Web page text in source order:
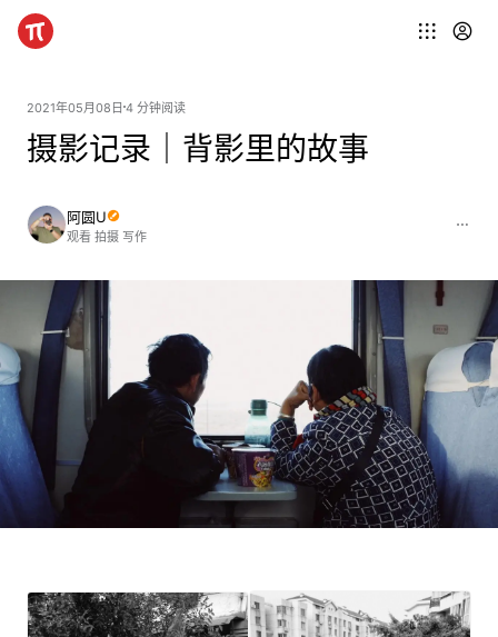
2021年05月08日 4 分钟阅读
摄影记录｜背影里的故事
阿圆U
观看 拍摄 写作